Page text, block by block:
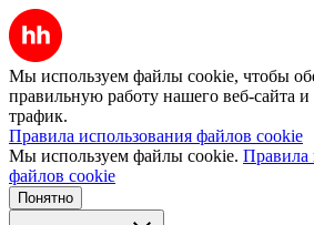
Мы используем файлы cookie, чтобы
правильную работу нашего веб-сайта и
трафик.
Правила использования файлов cookie
Мы используем файлы cookie. Правила
файлов cookie
Понятно